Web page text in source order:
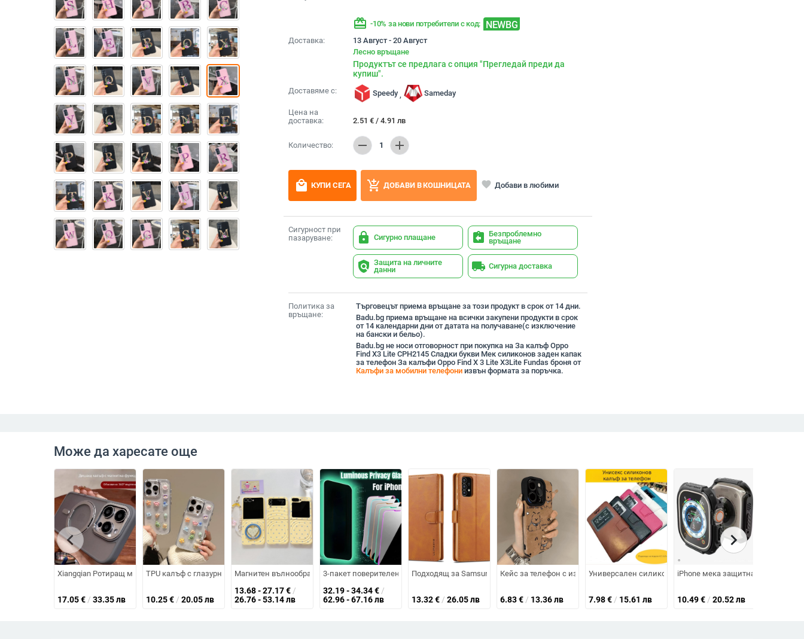
redeem -10% за нови потребители с код: NEWBG
Доставка:
13 Август - 20 Август
Лесно връщане
Продуктът се предлага с опция "Прегледай преди да
купиш".
Доставяме с: Speedy , Sameday
Цена на
доставка:
2.51 € / 4.91 лв
Количество: remove 1 add
local_mall КУПИ СЕГА add_shopping_cart ДОБАВИ В КОШНИЦАТА favorite Добави в любими
Сигурност при
пазаруване:
lock Сигурно плащане assignment_return Безпроблемно
връщане
policy Защита на личните
данни
local_shipping Сигурна доставка
Политика за
връщане:
Търговецът приема връщане за този продукт в срок от 14 дни.
Badu.bg приема връщане на всички закупени продукти в срок
от 14 календарни дни от датата на получаване(с изключение
на бански и бельо).
Badu.bg не носи отговорност при покупка на За калъф Oppo
Find X3 Lite CPH2145 Сладки букви Мек силиконов заден капак
за телефон За калъфи Oppo Find X 3 Lite X3Lite Fundas броня от
Калъфи за мобилни телефониизвън формата за поръчка.
Може да харесате още
Xiangqian Ротиращ магнитен държач за кейс на iPhone — мътен акрил, анти падане, удароустойчив, магнитен, отвеждане на топлината
17.05€ / 33.35 лв
TPU калъф с глазурно лепило за iPhone 13 Pro Max и iPhone 14 Pro Max — защита от изпускане
10.25€ / 20.05 лв
Магнитен вълнообразен минималистичен калъф със звезден мотив за Samsung Z Flip 7 и Z Flip 4/5/6
13.68 - 27.17€ /
26.76 - 53.14 лв
3-пакет поверителен протектор за екран от закалено стъкло за iPhone 16 Pro Max
32.19 - 34.34€ /
62.96 - 67.16 лв
Подходящ за Samsung A73, кожен калъф за мобилен телефон A36/A16, калъф за мобилен телефон A26/
13.32€ / 26.05 лв
Кейс за телефон с изкуствена пухкава козина и плюшено кученце за iPhone 16
6.83€ / 13.36 лв
Универсален силиконов калъф за мобилен телефон с
7.98€ / 15.61 лв
iPhone мека защитна кутия със
10.49€ / 20.52 лв
chevron_left chevron_right